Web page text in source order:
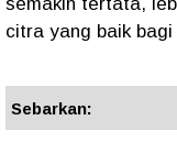
citra yang baik
Sebarkan: